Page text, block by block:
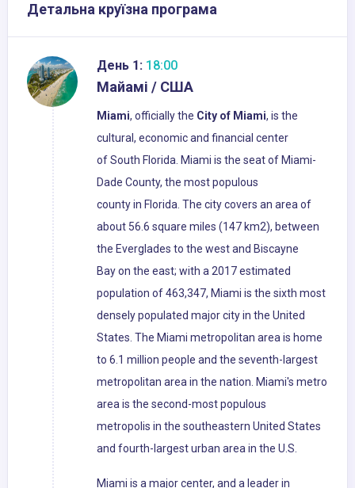
Детальна круїзна програма
День 1: 18:00
Майамі / США
Miami, officially the City of Miami, is the
cultural, economic and financial center
of South Florida. Miami is the seat of Miami-
Dade County, the most populous
county in Florida. The city covers an area of
about 56.6 square miles (147 km2), between
the Everglades to the west and Biscayne
Bay on the east; with a 2017 estimated
population of 463,347, Miami is the sixth most
densely populated major city in the United
States. The Miami metropolitan area is home
to 6.1 million people and the seventh-largest
metropolitan area in the nation. Miami's metro
area is the second-most populous
metropolis in the southeastern United States
and fourth-largest urban area in the U.S.
Miami is a major center, and a leader in